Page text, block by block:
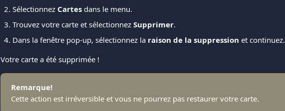
Sélectionnez Cartes dans le menu.
Trouvez votre carte et sélectionnez Supprimer.
Dans la fenêtre pop-up, sélectionnez la raison de la suppression et continuez.
Votre carte a été supprimée !
Remarque!
Cette action est irréversible et vous ne pourrez pas restaurer votre carte.